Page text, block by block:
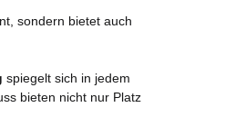
sondern bietet auch
spiegelt sich in jedem
bieten nicht nur Platz